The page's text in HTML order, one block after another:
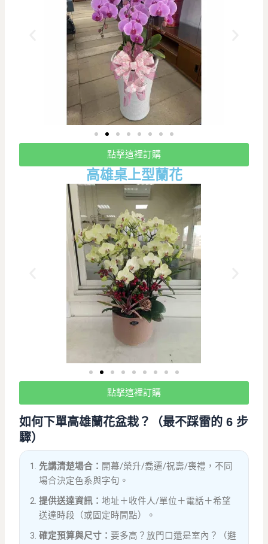
點擊這裡訂購
高雄桌上型蘭花
點擊這裡訂購
如何下單高雄蘭花盆栽？（最不踩雷的 6 步
驟）
先講清楚場合： 開幕/榮升/喬遷/祝壽/喪禮，不同
場合決定色系與字句。
提供送達資訊：地址＋收件人/單位＋電話＋希望
送達時段（或固定時間點）。
確定預算與尺寸：要多高？放門口還是室內？（避